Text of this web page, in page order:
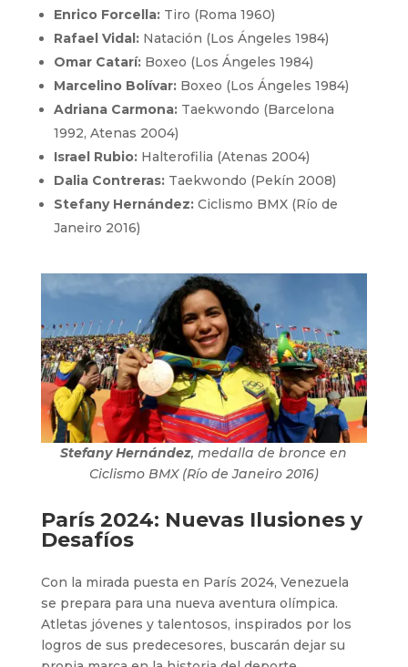
Enrico Forcella:Tiro (Roma 1960)
Rafael Vidal:Natación (Los Ángeles 1984)
Omar Catarí:Boxeo (Los Ángeles 1984)
Marcelino Bolívar:Boxeo (Los Ángeles 1984)
Adriana Carmona:Taekwondo (Barcelona
1992, Atenas 2004)
Israel Rubio:Halterofilia (Atenas 2004)
Dalia Contreras:Taekwondo (Pekín 2008)
Stefany Hernández:Ciclismo BMX (Río de
Janeiro 2016)
Stefany Hernández, medalla de bronce en
Ciclismo BMX (Río de Janeiro 2016)
París 2024: Nuevas Ilusiones y
Desafíos
Con la mirada puesta en París 2024, Venezuela
se prepara para una nueva aventura olímpica.
Atletas jóvenes y talentosos, inspirados por los
logros de sus predecesores, buscarán dejar su